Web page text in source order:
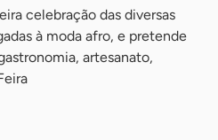
celebração das diversas
à moda afro, e pretende
artesanato,